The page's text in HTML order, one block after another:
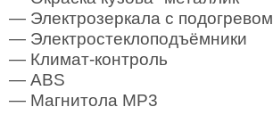
— Электрозеркала с подогревом
— Электростеклоподъёмники
— Климат-контроль
— ABS
— Магнитола MP3